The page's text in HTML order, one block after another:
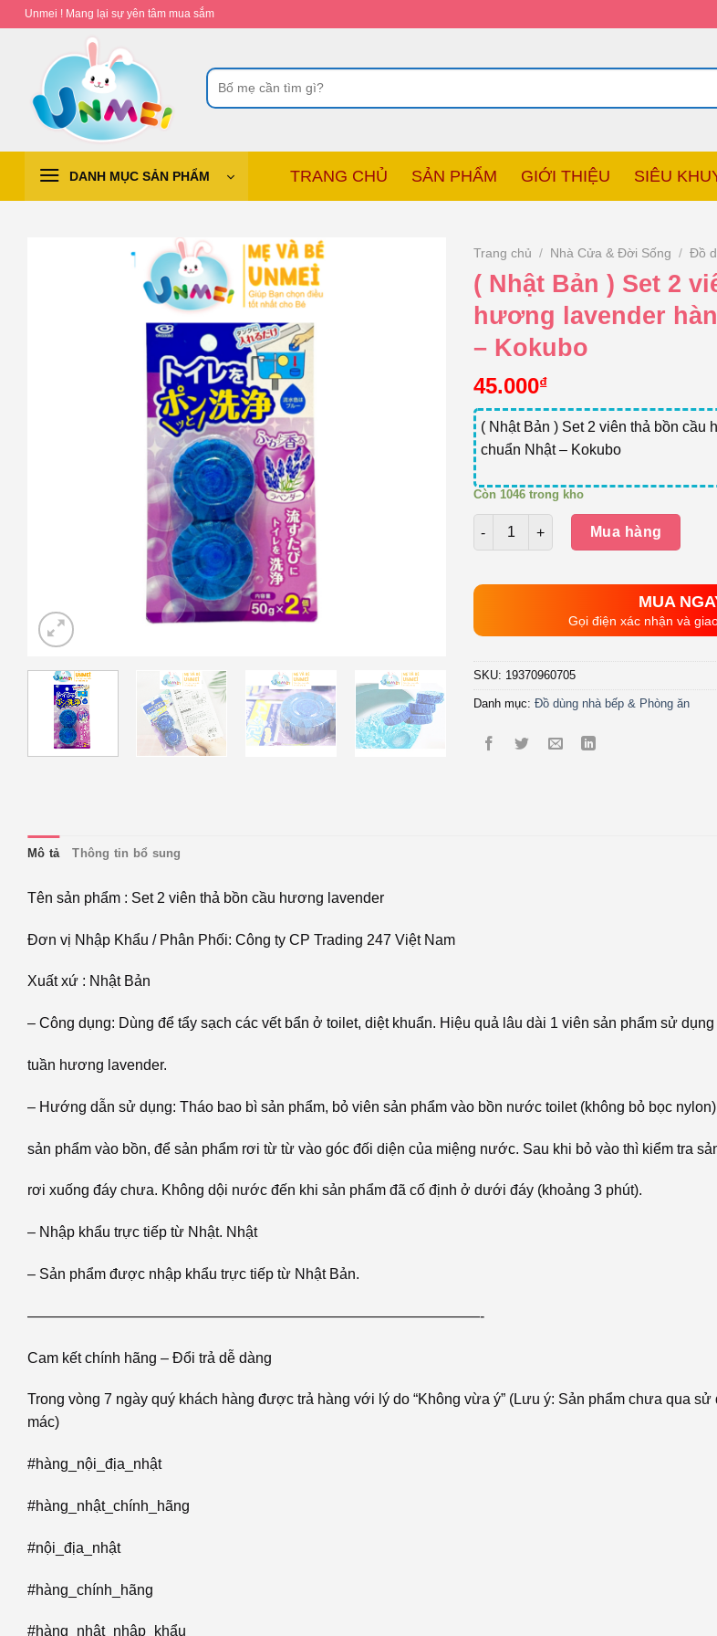
Chuyển
đến
Unmei ! Mang lại sự yên tâm mua sắm
Tìm
kiếm:
DANH MỤC SẢN PHẨM TRANG CHỦ SẢN PHẨM GIỚI THIỆU SIÊU
Trang chủ / Nhà Cửa & Đời Sống / Đồ
( Nhật Bản ) Set 2
hương lavender
– Kokubo
45.000₫
( Nhật Bản ) Set 2 viên thả bồn cầu
chuẩn Nhật – Kokubo
Còn 1046 trong kho
Số lượng
Mua hàng
MUA
Gọi điện xác nhận và
SKU: 19370960705
Danh mục: Đồ dùng nhà bếp & Phòng ăn
Mô tả Thông tin bổ sung
Tên sản phẩm : Set 2 viên thả bồn cầu hương lavender
Đơn vị Nhập Khẩu / Phân Phối: Công ty CP Trading 247 Việt Nam
Xuất xứ : Nhật Bản
– Công dụng: Dùng để tẩy sạch các vết bẩn ở toilet, diệt khuẩn. Hiệu quả lâu dài 1 viên sản phẩm sử
tuần hương lavender.
– Hướng dẫn sử dụng: Tháo bao bì sản phẩm, bỏ viên sản phẩm vào bồn nước toilet (không bỏ bọc
sản phẩm vào bồn, để sản phẩm rơi từ từ vào góc đối diện của miệng nước. Sau khi bỏ vào thì kiểm tra
rơi xuống đáy chưa. Không dội nước đến khi sản phẩm đã cố định ở dưới đáy (khoảng 3 phút).
– Nhập khẩu trực tiếp từ Nhật. Nhật
– Sản phẩm được nhập khẩu trực tiếp từ Nhật Bản.
———————————————————————————————-
Cam kết chính hãng – Đổi trả dễ dàng
Trong vòng 7 ngày quý khách hàng được trả hàng với lý do “Không vừa ý” (Lưu ý: Sản phẩm chưa qua sử
mác)
#hàng_nội_địa_nhật
#hàng_nhật_chính_hãng
#nội_địa_nhật
#hàng_chính_hãng
#hàng_nhật_nhập_khẩu